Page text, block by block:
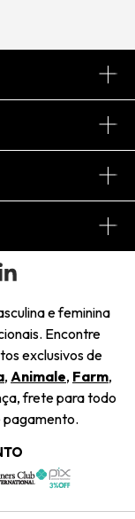
e feminina
Encontre
exclusivos de
, Animale, Farm,
frete para todo
pagamento.